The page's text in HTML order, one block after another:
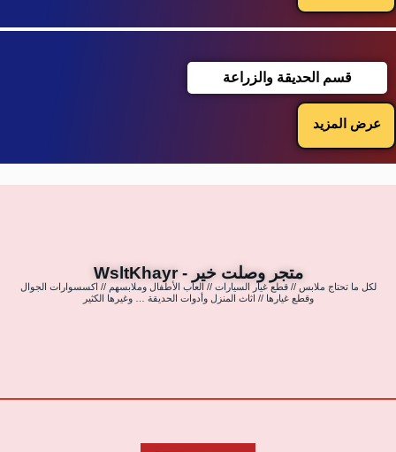
قسم الحديقة والزراعة
عرض المزيد
متجر وصلت خير - WsltKhayr
لكل ما تحتاج ملابس // قطع غيار السيارات // العاب الأطفال وملابسهم // اكسسوارات الجوال
وقطع غيارها // اثاث المنزل وأدوات الحديقة … وغيرها الكثير